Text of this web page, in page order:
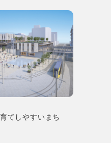
てしやすいまち